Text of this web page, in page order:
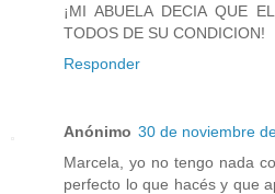
¡MI ABUELA DECIA QUE
TODOS DE SU CONDICION!
Responder
Anónimo 30 de noviembre
Marcela, yo no tengo nada
perfecto lo que hacés y que